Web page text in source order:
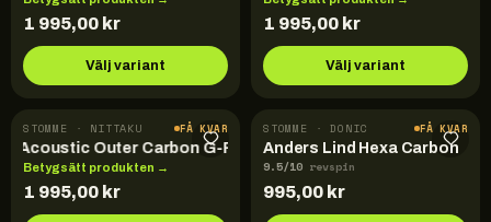
1 995,00 kr
Välj variant
1 995,00 kr
Välj variant
STOMME · NITTAKU FÅ KVAR
Acoustic Outer Carbon G-Revision
Betygsätt produkten →
1 995,00 kr
STOMME · DONIC FÅ KVAR
Anders Lind Hexa Carbon
9.5/10 revspin
995,00 kr